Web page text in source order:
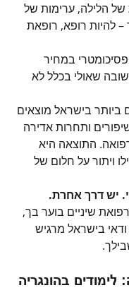
הלילה, ערימות של
להיות רופא, רופאת
במחיר
שאולי בכלל לא
ביותר בישראל מוצאים
ותחרות אדירה
התוצאה היא
ויתור על חלום של
יש דרך אחרת.
שיניים בוער בך,
בישראל מרגיש
בהונגריה